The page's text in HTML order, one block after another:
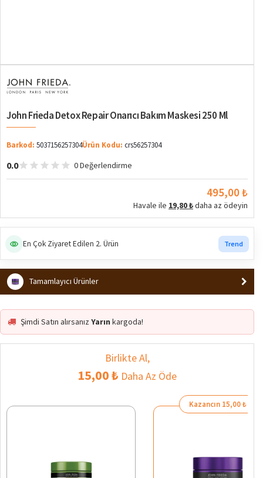
John Frieda Detox Repair Onarıcı Bakım Maskesi 250 Ml
Barkod: 5037156257304Ürün Kodu: crs56257304
0.0 0 Değerlendirme
495,00 ₺
Havale ile 19,80 ₺daha az ödeyin
En Çok Ziyaret Edilen 2. Ürün Trend
Tamamlayıcı Ürünler
Şimdi Satın alırsanızYarın kargoda!
Birlikte Al,
15,00 ₺ Daha Az Öde
Kazancın 15,00 ₺